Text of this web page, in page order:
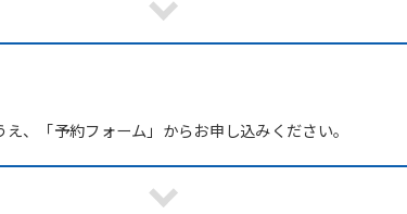
、「予約フォーム」からお申し込みください。